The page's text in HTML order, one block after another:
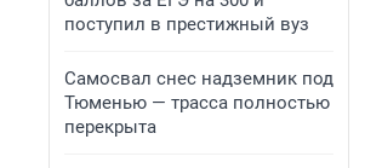
поступил в престижный вуз
Самосвал снес надземник под
Тюменью — трасса полностью
перекрыта